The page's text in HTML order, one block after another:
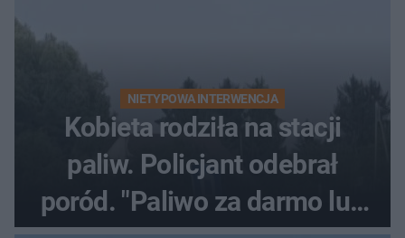
NIETYPOWA INTERWENCJA
Kobieta rodziła na stacji
paliw. Policjant odebrał
poród. "Paliwo za darmo lub